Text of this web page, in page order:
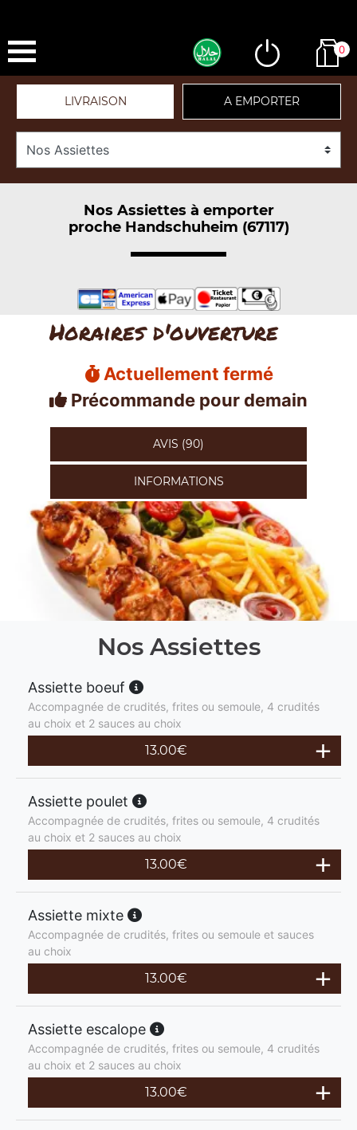
0
LIVRAISON A EMPORTER
Nos Assiettes à emporter
proche Handschuheim (67117)
Horaires d'ouverture
Actuellement fermé
Précommande pour demain
AVIS (90)
INFORMATIONS
Nos Assiettes
Assiette boeuf
Accompagnée de crudités, frites ou semoule, 4 crudités
au choix et 2 sauces au choix
13.00€
Assiette poulet
Accompagnée de crudités, frites ou semoule, 4 crudités
au choix et 2 sauces au choix
13.00€
Assiette mixte
Accompagnée de crudités, frites ou semoule et sauces
au choix
13.00€
Assiette escalope
Accompagnée de crudités, frites ou semoule, 4 crudités
au choix et 2 sauces au choix
13.00€